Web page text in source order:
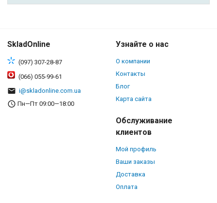
SkladOnline
(097) 307-28-87
(066) 055-99-61
i@skladonline.com.ua
Пн—Пт 09:00—18:00
Узнайте о нас
О компании
Контакты
Блог
Карта сайта
Обслуживание
клиентов
Мой профиль
Ваши заказы
Доставка
Оплата